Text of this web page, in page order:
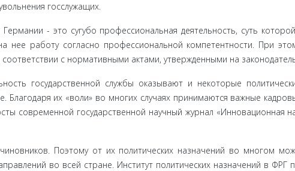
госслужащих.
Германии - это сугубо про­фессиональная деятельность, суть
нее работу согласно про­фессиональной компетентности. При
соответствии с норматив­ными актами, утвержденными на
государственной службы оказывают и некоторые
Благодаря их «воли» во многих случаях принимаются важные
современной государственной научный журнал «Инновационная
Поэтому от их поли­тических назначений во многом
во всей стране. Инсти­тут политических назначений в ФРГ